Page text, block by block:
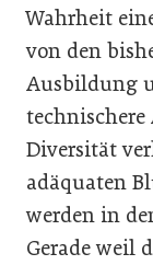
Wahrheit
von den
Ausbildung
technischere
Diversität
adäquaten
werden in
Gerade weil